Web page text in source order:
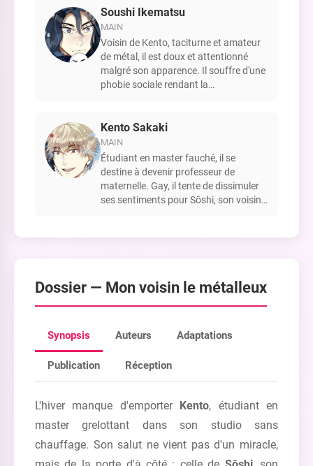
Soushi Ikematsu
MAIN
Voisin de Kento, taciturne et amateur
de métal, il est doux et attentionné
malgré son apparence. Il souffre d'une
phobie sociale rendant la
Kento Sakaki
MAIN
Étudiant en master fauché, il se
destine à devenir professeur de
maternelle. Gay, il tente de dissimuler
ses sentiments pour Sôshi, son voisin,
Dossier — Mon voisin le métalleux
Synopsis Auteurs Adaptations
Publication Réception
L'hiver manque d'emporter Kento, étudiant en
master grelottant dans son studio sans
chauffage. Son salut ne vient pas d'un miracle,